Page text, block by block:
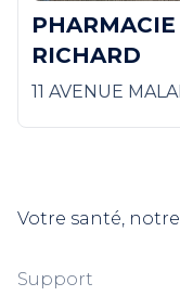
RICHARD
11 AVENUE
Votre santé,
Support